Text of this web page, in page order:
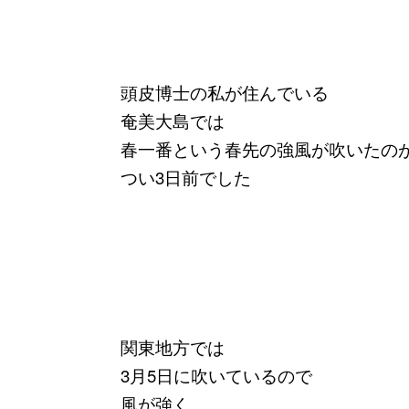
頭皮博士の私が住んでいる
奄美大島では
春一番という春先の強風が吹いたの
つい3日前でした
関東地方では
3月5日に吹いているので
風が強く